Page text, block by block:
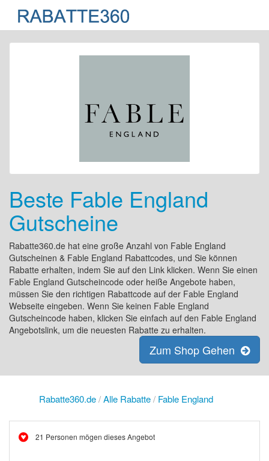
Beste Fable England
Gutscheine
Rabatte360.de hat eine große Anzahl von Fable England
Gutscheinen & Fable England Rabattcodes, und Sie können
Rabatte erhalten, indem Sie auf den Link klicken. Wenn Sie einen
Fable England Gutscheincode oder heiße Angebote haben,
müssen Sie den richtigen Rabattcode auf der Fable England
Webseite eingeben. Wenn Sie keinen Fable England
Gutscheincode haben, klicken Sie einfach auf den Fable England
Angebotslink, um die neuesten Rabatte zu erhalten.
Zum Shop Gehen
Rabatte360.de/Alle Rabatte/ Fable England
21 Personen mögen dieses Angebot